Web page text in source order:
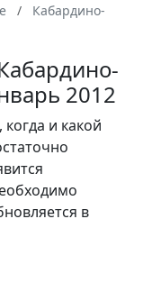
Кабардино-
2012
когда и какой
в